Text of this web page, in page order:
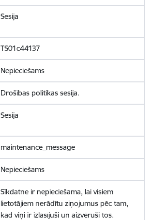
Sesija
TS01c44137
Nepieciešams
Drošības politikas sesija.
Sesija
maintenance_message
Nepieciešams
Sīkdatne ir nepieciešama, lai visiem
lietotājiem nerādītu ziņojumus pēc tam,
kad viņi ir izlasījuši un aizvēruši tos.